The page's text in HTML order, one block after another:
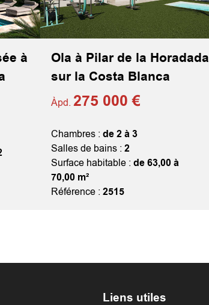
à
Ola à Pilar de la Horadada
sur la Costa Blanca
Àpd. 275 000 €
Chambres : de 2 à 3
Salles de bains : 2
Surface habitable : de 63,00 à
70,00 m²
Référence : 2515
Liens utiles